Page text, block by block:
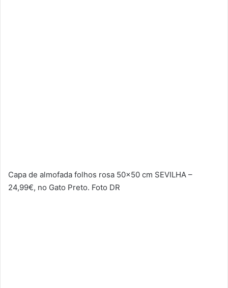
Capa de almofada folhos rosa 50×50 cm SEVILHA –
24,99€, no Gato Preto. Foto DR